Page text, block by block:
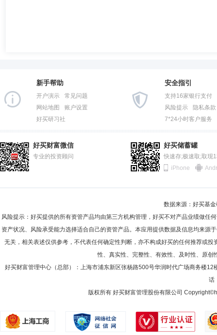
新手帮助
开户演示
常见问题
网站地图
账户设置
好买研习社
安全指引
支持16家银行支付
风险提示
隐私条款
7*24小时客户服务
好买财富微信
专业的投资顾问
好买储蓄罐
快速存;极速取;取现
iPhone
数据来源：好买基
风险提示：好买提供的所有资管产品均由第三方机构管理，好买不对产品业绩做
资产状况、风险承受能力选择适合自己的资管产品。本应用提供数据及信息均来
无关，相关表述仅供参考，不代表任何确定性判断，亦不构成好买的任何推荐或
性、真实性、完整性、有效性、及时性、原
好买财富管理中心（总部）：上海市浦东新区张杨路500号华润时代广场商务楼12
话
版权所有 好买财富管理股份有限公司